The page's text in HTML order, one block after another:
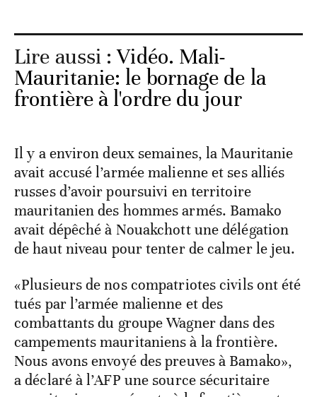
Lire aussi :Vidéo. Mali-
Mauritanie: le bornage de la
frontière à l'ordre du jour
Il y a environ deux semaines, la Mauritanie
avait accusé l’armée malienne et ses alliés
russes d’avoir poursuivi en territoire
mauritanien des hommes armés. Bamako
avait dépêché à Nouakchott une délégation
de haut niveau pour tenter de calmer le jeu.
«Plusieurs de nos compatriotes civils ont été
tués par l’armée malienne et des
combattants du groupe Wagner dans des
campements mauritaniens à la frontière.
Nous avons envoyé des preuves à Bamako»,
a déclaré à l’AFP une source sécuritaire